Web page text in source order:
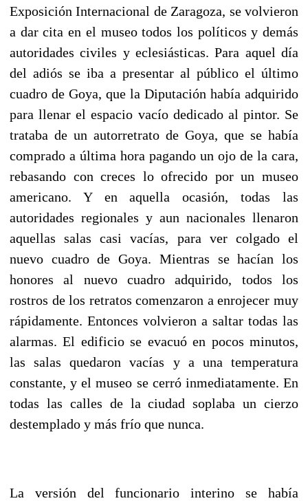
Exposición Internacional de Zaragoza, se volvieron
a dar cita en el museo todos los políticos y demás
autoridades civiles y eclesiásticas. Para aquel día
del adiós se iba a presentar al público el último
cuadro de Goya, que la Diputación había adquirido
para llenar el espacio vacío dedicado al pintor. Se
trataba de un autorretrato de Goya, que se había
comprado a última hora pagando un ojo de la cara,
rebasando con creces lo ofrecido por un museo
americano. Y en aquella ocasión, todas las
autoridades regionales y aun nacionales llenaron
aquellas salas casi vacías, para ver colgado el
nuevo cuadro de Goya. Mientras se hacían los
honores al nuevo cuadro adquirido, todos los
rostros de los retratos comenzaron a enrojecer muy
rápidamente. Entonces volvieron a saltar todas las
alarmas. El edificio se evacuó en pocos minutos,
las salas quedaron vacías y a una temperatura
constante, y el museo se cerró inmediatamente. En
todas las calles de la ciudad soplaba un cierzo
destemplado y más frío que nunca.
La versión del funcionario interino se había